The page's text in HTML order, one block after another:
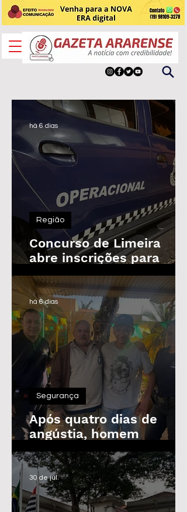
Concurso de Limeira
abre inscrições para
Guarda Civil, Trânsito e
Defesa Civil com 30
vagas imediatas
Região
há 6 dias
Após quatro dias de
angústia, homem
desaparecido é
encontrado em Araras
Segurança
há 6 dias
30 de jul.